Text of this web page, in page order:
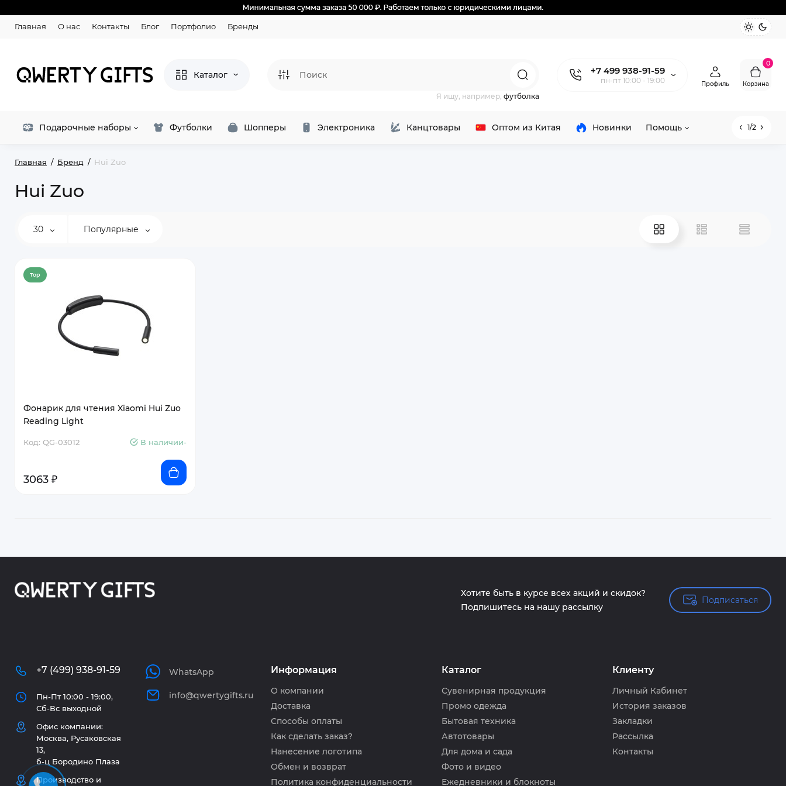
Главная О нас Контакты Блог Портфолио Бренды
Каталог +7 499 938-91-59
пн-пт 10:00 - 19:00
Я ищу, например, футболка
Профиль
0
Корзина
Подарочные наборы Футболки Шопперы Электроника Канцтовары Оптом из Китая Новинки Помощь 1/2
Главная Бренд Hui Zuo
Hui Zuo
30 Популярные
Top
Фонарик для чтения Xiaomi Hui Zuo
Reading Light
Код: QG-03012 В наличии-
3063 ₽
Хотите быть в курсе всех акций и скидок?
Подпишитесь на нашу рассылку
Подписаться
Подписаться
+7 (499) 938-91-59
Пн-Пт 10:00 - 19:00,
Сб-Вс выходной
Офис компании:
Москва, Русаковская
13,
б-ц Бородино Плаза
Производство и
WhatsApp
info@qwertygifts.ru
Информация
О компании
Доставка
Способы оплаты
Как сделать заказ?
Нанесение логотипа
Обмен и возврат
Политика конфиденциальности
Каталог
Сувенирная продукция
Промо одежда
Бытовая техника
Автотовары
Для дома и сада
Фото и видео
Ежедневники и блокноты
Клиенту
Личный Кабинет
История заказов
Закладки
Рассылка
Контакты